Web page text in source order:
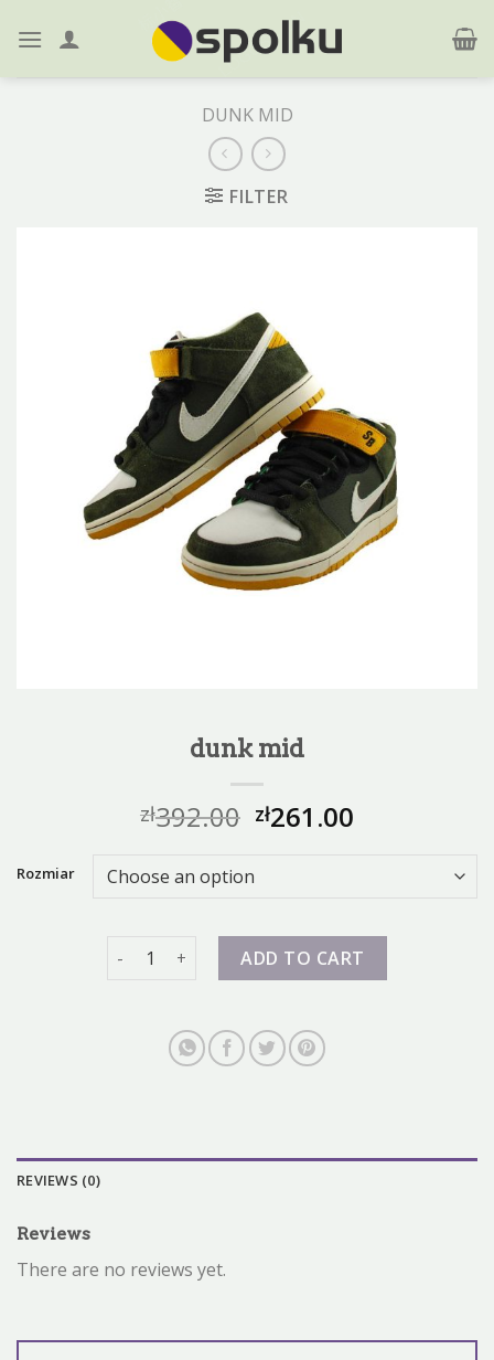
DUNK MID
FILTER
dunk mid
zł392.00 zł261.00
Rozmiar
dunk mid quantityADD TO CART
REVIEWS (0)
Reviews
There are no reviews yet.